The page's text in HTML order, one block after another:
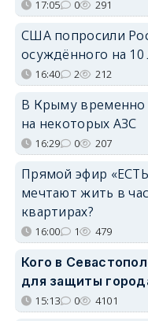
17:05 0 291
США попросили
осуждённого на
16:40 2 212
В Крыму временно
на некоторых АЗС
16:29 0 207
Прямой эфир
мечтают жить в
квартирах?
16:00 1 479
Кого в
для защиты
15:13 0 4101